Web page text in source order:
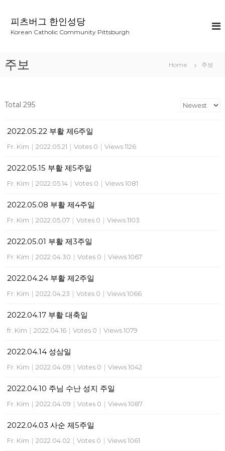
피츠버그 한인성당
Korean Catholic Community Pittsburgh
주보 Home 주보
Total 295
2022.05.22 부활 제6주일
Fr. Kim | 2022.05.21 | Votes 0 | Views 1126
2022.05.15 부활 제5주일
Fr. Kim | 2022.05.14 | Votes 0 | Views 1081
2022.05.08 부활 제4주일
Fr. Kim | 2022.05.07 | Votes 0 | Views 1103
2022.05.01 부활 제3주일
Fr. Kim | 2022.04.30 | Votes 0 | Views 1067
2022.04.24 부활 제2주일
Fr. Kim | 2022.04.23 | Votes 0 | Views 1066
2022.04.17 부활 대축일
fr. Kim | 2022.04.16 | Votes 0 | Views 1079
2022.04.14 성삼일
Fr. Kim | 2022.04.09 | Votes 0 | Views 1042
2022.04.10 주님 수난 성지 주일
Fr. Kim | 2022.04.09 | Votes 0 | Views 1087
2022.04.03 사순 제5주일
Fr. Kim | 2022.04.02 | Votes 0 | Views 1061